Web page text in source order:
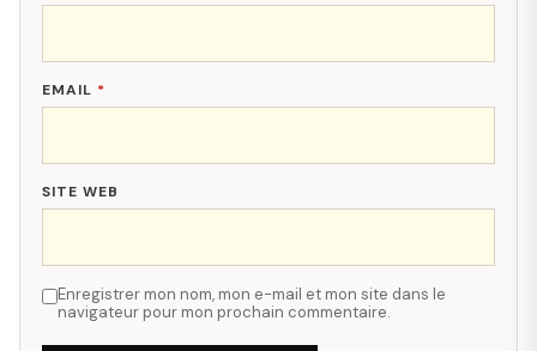
EMAIL *
SITE WEB
Enregistrer mon nom, mon e-mail et mon site dans le
navigateur pour mon prochain commentaire.